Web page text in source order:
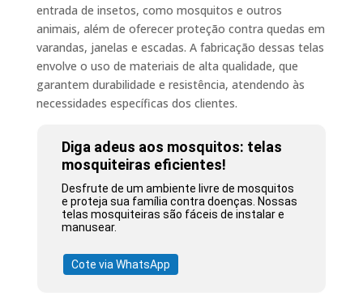
entrada de insetos, como mosquitos e outros
animais, além de oferecer proteção contra quedas em
varandas, janelas e escadas. A fabricação dessas telas
envolve o uso de materiais de alta qualidade, que
garantem durabilidade e resistência, atendendo às
necessidades específicas dos clientes.
Diga adeus aos mosquitos: telas
mosquiteiras eficientes!
Desfrute de um ambiente livre de mosquitos
e proteja sua família contra doenças. Nossas
telas mosquiteiras são fáceis de instalar e
manusear.
Cote via WhatsApp